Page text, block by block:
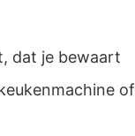
dat je bewaart
of